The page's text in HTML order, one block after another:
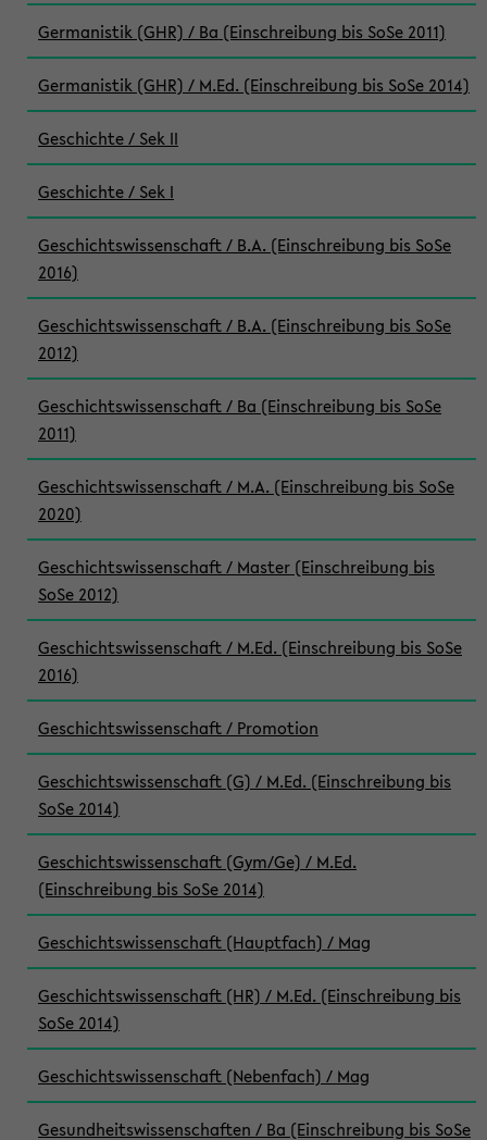
Germanistik (GHR) / Ba (Einschreibung bis SoSe 2011)
Germanistik (GHR) / M.Ed. (Einschreibung bis SoSe 2014)
Geschichte / Sek II
Geschichte / Sek I
Geschichtswissenschaft / B.A. (Einschreibung bis SoSe
2016)
Geschichtswissenschaft / B.A. (Einschreibung bis SoSe
2012)
Geschichtswissenschaft / Ba (Einschreibung bis SoSe
2011)
Geschichtswissenschaft / M.A. (Einschreibung bis SoSe
2020)
Geschichtswissenschaft / Master (Einschreibung bis
SoSe 2012)
Geschichtswissenschaft / M.Ed. (Einschreibung bis SoSe
2016)
Geschichtswissenschaft / Promotion
Geschichtswissenschaft (G) / M.Ed. (Einschreibung bis
SoSe 2014)
Geschichtswissenschaft (Gym/Ge) / M.Ed.
(Einschreibung bis SoSe 2014)
Geschichtswissenschaft (Hauptfach) / Mag
Geschichtswissenschaft (HR) / M.Ed. (Einschreibung bis
SoSe 2014)
Geschichtswissenschaft (Nebenfach) / Mag
Gesundheitswissenschaften / Ba (Einschreibung bis SoSe